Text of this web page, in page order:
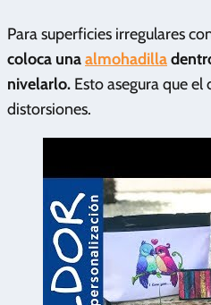
Para superficies irregulares
coloca unaalmohadilla
nivelarlo. Esto asegura que
distorsiones.